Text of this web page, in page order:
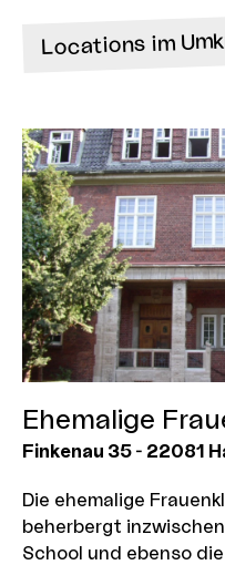
Locations im
Ehemalige
Finkenau 35 - 22081
Die ehemalige
beherbergt
School und ebenso